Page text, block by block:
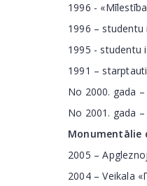
1996 -
1996 –
1995 - studentu
1991 –
No 2000. gada
No 2001. gada
Monumentālie
2005 –
2004 – Veikala